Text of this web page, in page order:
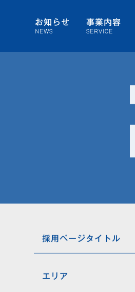
お知らせ
NEWS
事業内容
SERVICE
採用ページタイトル
エリア